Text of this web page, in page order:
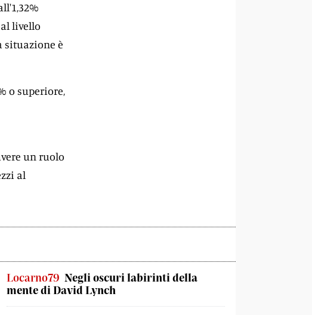
livello
situazione è
o superiore,
un ruolo
al
Locarno79 Negli oscuri labirinti della
mente di David Lynch